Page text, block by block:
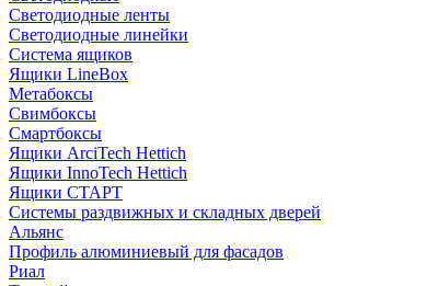
Светодиодные ленты
Светодиодные линейки
Система ящиков
Ящики LineBox
Метабоксы
Свимбоксы
Смартбоксы
Ящики ArciTech Hettich
Ящики InnoTech Hettich
Ящики СТАРТ
Системы раздвижных и складных дверей
Альянс
Профиль алюминиевый для фасадов
Риал